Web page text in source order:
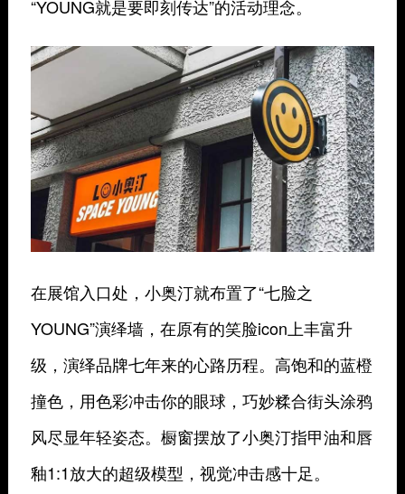
“YOUNG就是要即刻传达”的活动理念。
在展馆入口处，小奥汀就布置了“七脸之
YOUNG”演绎墙，在原有的笑脸icon上丰富升
级，演绎品牌七年来的心路历程。高饱和的蓝橙
撞色，用色彩冲击你的眼球，巧妙糅合街头涂鸦
风尽显年轻姿态。橱窗摆放了小奥汀指甲油和唇
釉1:1放大的超级模型，视觉冲击感十足。